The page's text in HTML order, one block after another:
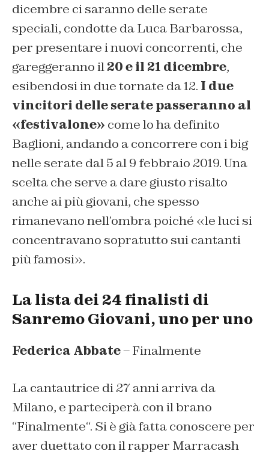
dicembre ci saranno delle serate
speciali, condotte da Luca Barbarossa,
per presentare i nuovi concorrenti, che
gareggeranno il20 e il 21 dicembre,
esibendosi in due tornate da 12. I due
vincitori delle serate passeranno al
«festivalone» come lo ha definito
Baglioni, andando a concorrere con i big
nelle serate dal 5 al 9 febbraio 2019. Una
scelta che serve a dare giusto risalto
anche ai più giovani, che spesso
rimanevano nell’ombra poiché «le luci si
concentravano sopratutto sui cantanti
più famosi».
La lista dei 24 finalisti di
Sanremo Giovani, uno per uno
Federica Abbate– Finalmente
La cantautrice di 27 anni arriva da
Milano, e parteciperà con il brano
“Finalmente“. Si è già fatta conoscere per
aver duettato con il rapper Marracash